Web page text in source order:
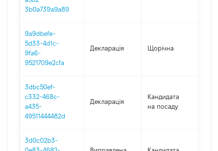
3b0a739a9a89
9a9dbefe-
5d33-4d1c-
9fa6-
9521709e2cfa
Декларація Щорічна
3dbc50ef-
c332-468c-
a435-
49511444482d
Декларація
Кандидата
на посаду
3d0c02b3-